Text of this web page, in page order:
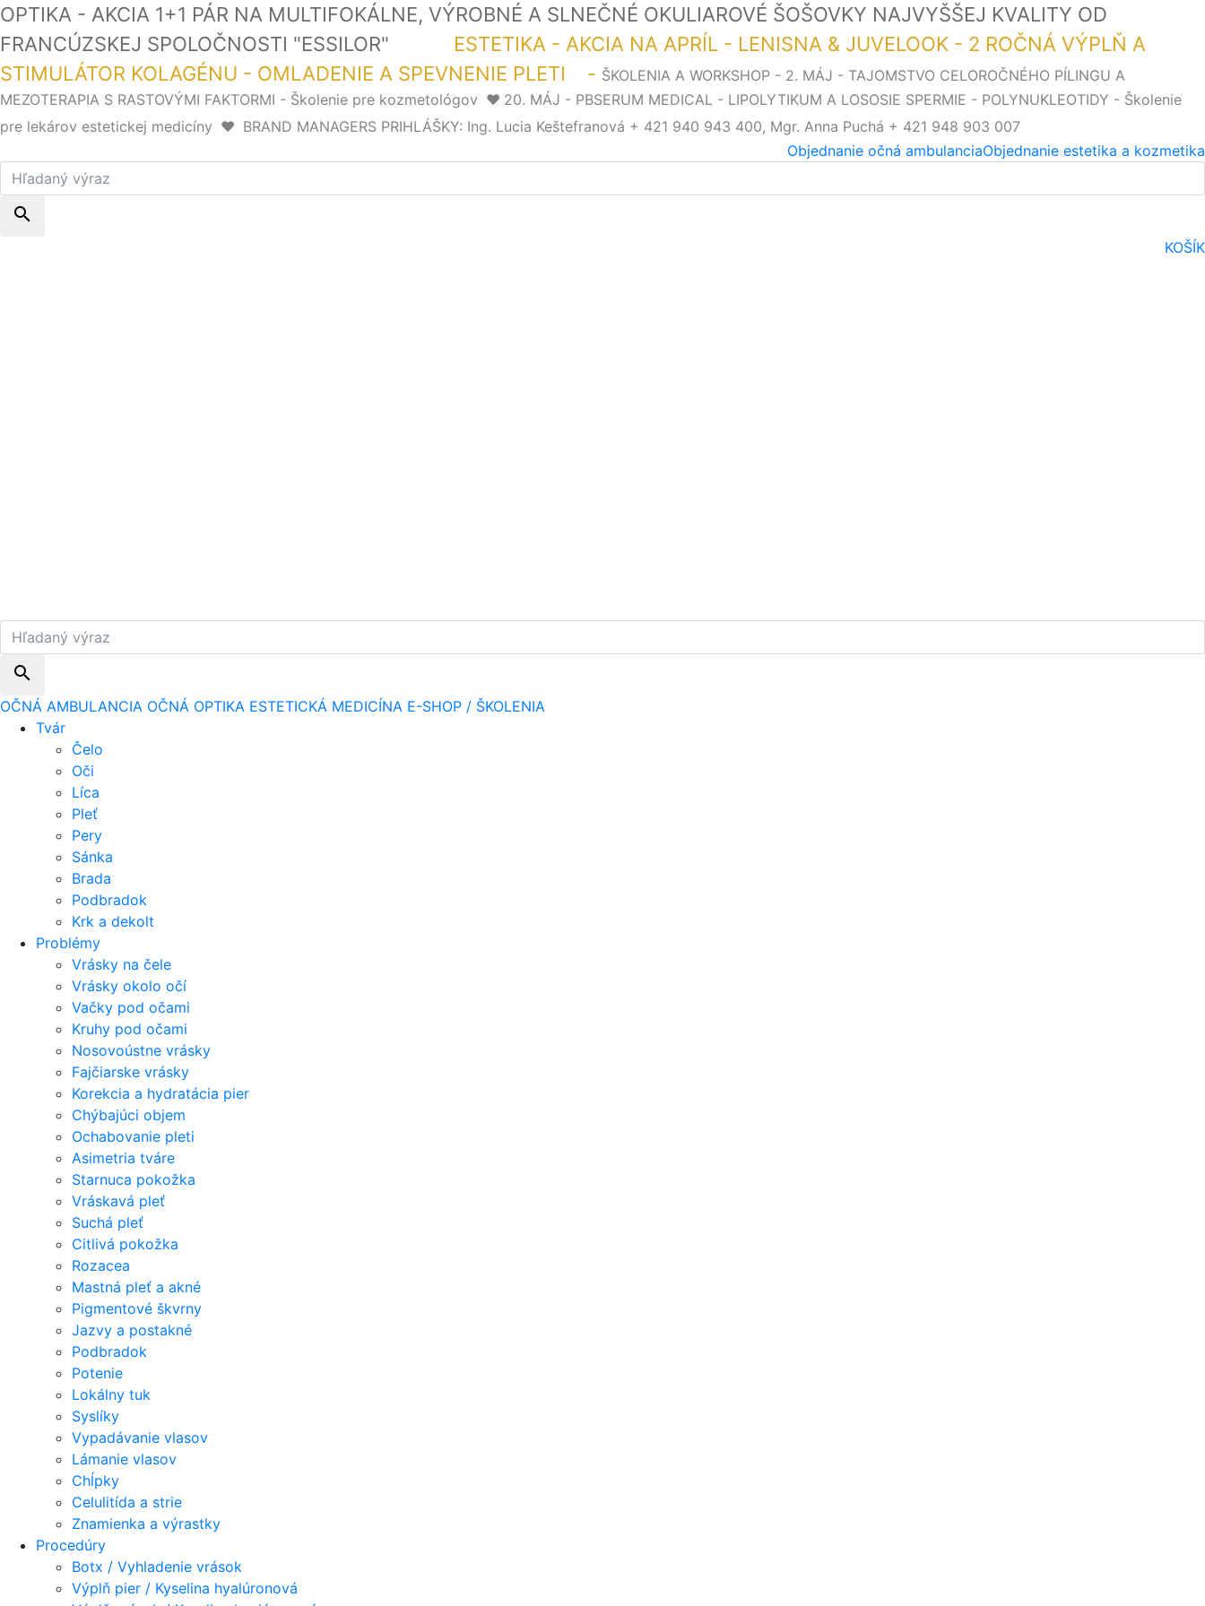
OPTIKA - AKCIA 1+1 PÁR NA MULTIFOKÁLNE, VÝROBNÉ A SLNEČNÉ OKULIAROVÉ ŠOŠOVKY NAJVYŠŠEJ KVALITY OD
FRANCÚZSKEJ SPOLOČNOSTI "ESSILOR" ESTETIKA - AKCIA NA APRÍL - LENISNA & JUVELOOK - 2 ROČNÁ VÝPLŇ A
STIMULÁTOR KOLAGÉNU - OMLADENIE A SPEVNENIE PLETI - ŠKOLENIA A WORKSHOP - 2. MÁJ - TAJOMSTVO CELOROČNÉHO PÍLINGU A
MEZOTERAPIA S RASTOVÝMI FAKTORMI - Školenie pre kozmetológov ❤️ 20. MÁJ - PBSERUM MEDICAL - LIPOLYTIKUM A LOSOSIE SPERMIE - POLYNUKLEOTIDY - Školenie
pre lekárov estetickej medicíny ❤️ BRAND MANAGERS PRIHLÁŠKY: Ing. Lucia Keštefranová + 421 940 943 400, Mgr. Anna Puchá + 421 948 903 007
Objednanie estetika a kozmetika
Objednanie očná ambulancia
search
KOŠÍK
search
OČNÁ AMBULANCIA OČNÁ OPTIKA ESTETICKÁ MEDICÍNA E-SHOP / ŠKOLENIA
Tvár
Čelo
Oči
Líca
Pleť
Pery
Sánka
Brada
Podbradok
Krk a dekolt
Problémy
Vrásky na čele
Vrásky okolo očí
Vačky pod očami
Kruhy pod očami
Nosovoústne vrásky
Fajčiarske vrásky
Korekcia a hydratácia pier
Chýbajúci objem
Ochabovanie pleti
Asimetria tváre
Starnuca pokožka
Vráskavá pleť
Suchá pleť
Citlivá pokožka
Rozacea
Mastná pleť a akné
Pigmentové škvrny
Jazvy a postakné
Podbradok
Potenie
Lokálny tuk
Syslíky
Vypadávanie vlasov
Lámanie vlasov
Chĺpky
Celulitída a strie
Znamienka a výrastky
Procedúry
Botx / Vyhladenie vrások
Výplň pier / Kyselina hyalúronová